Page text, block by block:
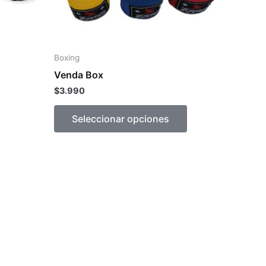
Boxing
Venda Box
$3.990
Seleccionar opciones
pueden